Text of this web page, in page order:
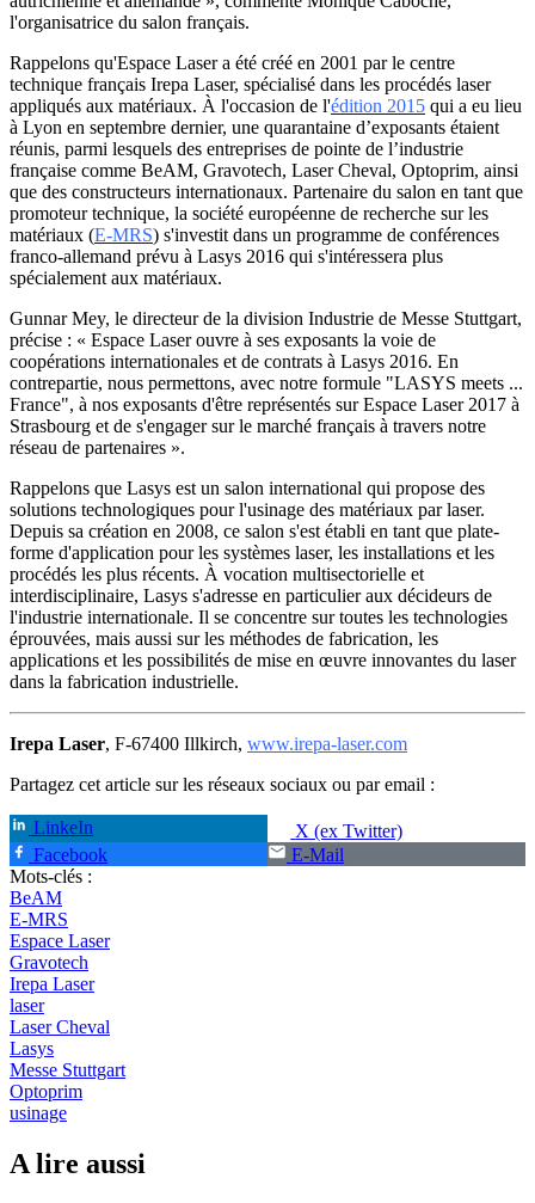
l'organisatrice du salon français.
Rappelons qu'Espace Laser a été créé en 2001 par le centre
technique français Irepa Laser, spécialisé dans les procédés laser
appliqués aux matériaux. À l'occasion de l'édition 2015 qui a eu lieu
à Lyon en septembre dernier, une quarantaine d’exposants étaient
réunis, parmi lesquels des entreprises de pointe de l’industrie
française comme BeAM, Gravotech, Laser Cheval, Optoprim, ainsi
que des constructeurs internationaux. Partenaire du salon en tant que
promoteur technique, la société européenne de recherche sur les
matériaux (E-MRS) s'investit dans un programme de conférences
franco-allemand prévu à Lasys 2016 qui s'intéressera plus
spécialement aux matériaux.
Gunnar Mey, le directeur de la division Industrie de Messe Stuttgart,
précise : « Espace Laser ouvre à ses exposants la voie de
coopérations internationales et de contrats à Lasys 2016. En
contrepartie, nous permettons, avec notre formule "LASYS meets ...
France", à nos exposants d'être représentés sur Espace Laser 2017 à
Strasbourg et de s'engager sur le marché français à travers notre
réseau de partenaires ».
Rappelons que Lasys est un salon international qui propose des
solutions technologiques pour l'usinage des matériaux par laser.
Depuis sa création en 2008, ce salon s'est établi en tant que plate-
forme d'application pour les systèmes laser, les installations et les
procédés les plus récents. À vocation multisectorielle et
interdisciplinaire, Lasys s'adresse en particulier aux décideurs de
l'industrie internationale. Il se concentre sur toutes les technologies
éprouvées, mais aussi sur les méthodes de fabrication, les
applications et les possibilités de mise en œuvre innovantes du laser
dans la fabrication industrielle.
Irepa Laser, F-67400 Illkirch, www.irepa-laser.com
Partagez cet article sur les réseaux sociaux ou par email :
LinkeIn
X (ex Twitter)
Facebook
E-Mail
Mots-clés :
BeAM
E-MRS
Espace Laser
Gravotech
Irepa Laser
laser
Laser Cheval
Lasys
Messe Stuttgart
Optoprim
usinage
A lire aussi